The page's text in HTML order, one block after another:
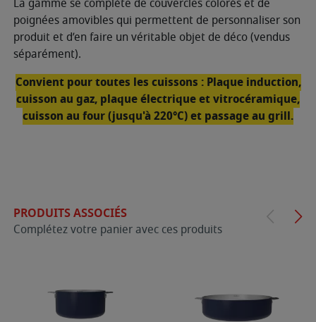
poignées amovibles qui permettent de personnaliser son
produit et d’en faire un véritable objet de déco (vendus
séparément).
Convient pour toutes les cuissons : Plaque induction,
cuisson au gaz, plaque électrique et vitrocéramique,
cuisson au four (jusqu'à 220°C) et passage au grill.
PRODUITS ASSOCIÉS
Complétez votre panier avec ces produits